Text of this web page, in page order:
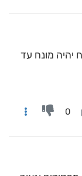
יהיה מונח עד
0